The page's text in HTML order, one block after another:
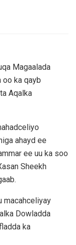
Magaalada
oo ka qayb
Aqalka
ahayd ee
ee uu ka soo
Sheekh
macahceliyay
Dowladda
ka